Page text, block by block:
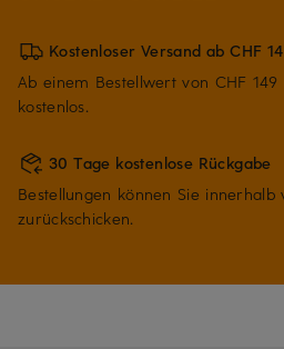
Kostenloser Versand ab CHF
Ab einem Bestellwert von CHF
kostenlos.
30 Tage kostenlose Rückgabe
Bestellungen können Sie innerhalb
zurückschicken.